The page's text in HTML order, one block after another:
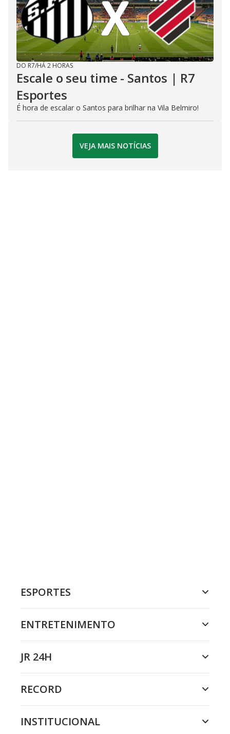
DO R7/HÁ 2 HORAS
Escale o seu time - Santos | R7
Esportes
É hora de escalar o Santos para brilhar na Vila Belmiro!
VEJA MAIS NOTÍCIAS
ESPORTES
ENTRETENIMENTO
JR 24H
RECORD
INSTITUCIONAL